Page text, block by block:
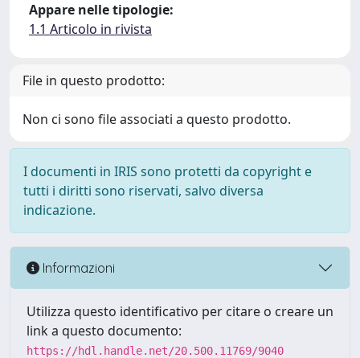
Appare nelle tipologie:
1.1 Articolo in rivista
File in questo prodotto:
Non ci sono file associati a questo prodotto.
I documenti in IRIS sono protetti da copyright e
tutti i diritti sono riservati, salvo diversa
indicazione.
Informazioni
Utilizza questo identificativo per citare o creare un
link a questo documento:
https://hdl.handle.net/20.500.11769/9040